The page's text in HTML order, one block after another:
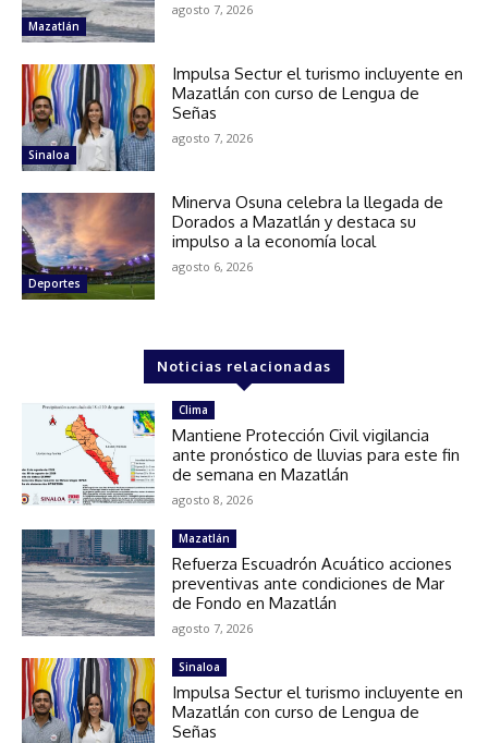
Mazatlán
agosto 7, 2026
Sinaloa
Impulsa Sectur el turismo incluyente en
Mazatlán con curso de Lengua de
Señas
agosto 7, 2026
Deportes
Minerva Osuna celebra la llegada de
Dorados a Mazatlán y destaca su
impulso a la economía local
agosto 6, 2026
Noticias relacionadas
Clima
Mantiene Protección Civil vigilancia
ante pronóstico de lluvias para este fin
de semana en Mazatlán
agosto 8, 2026
Mazatlán
Refuerza Escuadrón Acuático acciones
preventivas ante condiciones de Mar
de Fondo en Mazatlán
agosto 7, 2026
Sinaloa
Impulsa Sectur el turismo incluyente en
Mazatlán con curso de Lengua de
Señas